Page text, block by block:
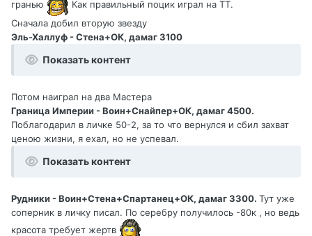
гранью
Как правильный поцик играл на ТТ.
Сначала добил вторую звезду
Эль-Халлуф - Стена+ОК, дамаг 3100
Показать контент
Потом наиграл на два Мастера
Граница Империи - Воин+Снайпер+ОК, дамаг 4500.
Поблагодарил в личке 50-2, за то что вернулся и сбил захват
ценою жизни, я ехал, но не успевал.
Показать контент
Рудники - Воин+Стена+Спартанец+ОК, дамаг 3300. Тут уже
соперник в личку писал. По серебру получилось -80к , но ведь
красота требует жертв